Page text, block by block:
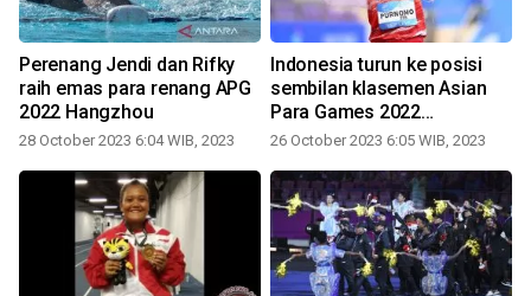
Perenang Jendi dan Rifky
raih emas para renang APG
2022 Hangzhou
28 October 2023 6:04 WIB, 2023
Indonesia turun ke posisi
sembilan klasemen Asian
Para Games 2022
Hangzhou
26 October 2023 6:05 WIB, 2023